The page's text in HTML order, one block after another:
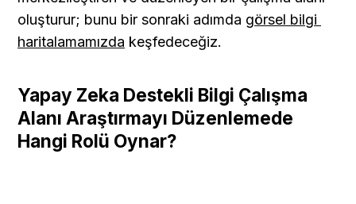
oluşturur; bunu bir sonraki adımda görsel bilgi
haritalamamızda keşfedeceğiz.
Yapay Zeka Destekli Bilgi Çalışma
Alanı Araştırmayı Düzenlemede
Hangi Rolü Oynar?